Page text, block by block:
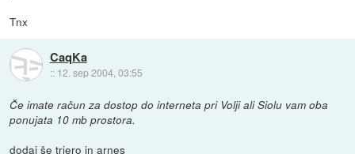
Tnx
CaqKa
:: 12. sep 2004, 03:55
Če imate račun za dostop do interneta pri Volji ali Siolu vam oba
ponujata 10 mb prostora.
dodaj še triero in arnes